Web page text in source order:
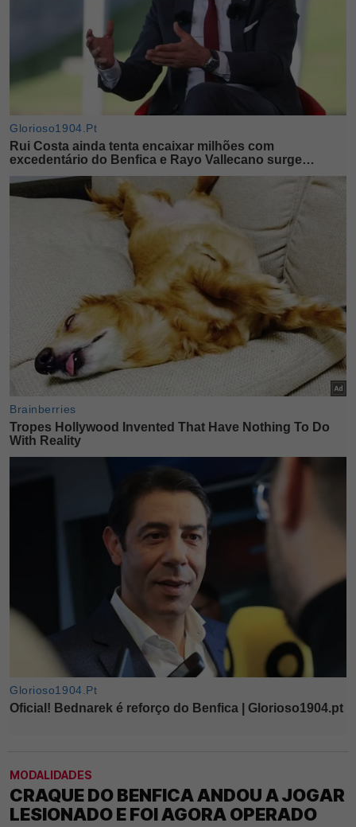
MODALIDADES
CRAQUE DO BENFICA ANDOU A JOGAR
LESIONADO E FOI AGORA OPERADO